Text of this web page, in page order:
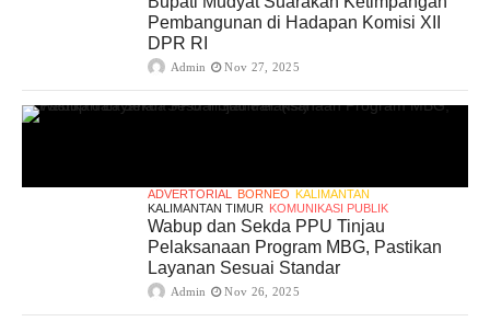
Pembangunan di Hadapan Komisi XII
DPR RI
Admin Nov 27, 2025
ADVERTORIAL BORNEO KALIMANTAN
KALIMANTAN TIMUR KOMUNIKASI PUBLIK
Wabup dan Sekda PPU Tinjau
Pelaksanaan Program MBG, Pastikan
Layanan Sesuai Standar
Admin Nov 26, 2025